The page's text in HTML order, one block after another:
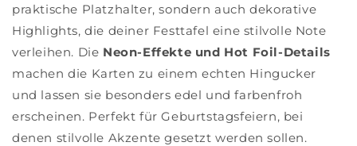
praktische Platzhalter, sondern auch dekorative
Highlights, die deiner Festtafel eine stilvolle Note
verleihen. Die Neon-Effekte und Hot Foil-Details
machen die Karten zu einem echten Hingucker
und lassen sie besonders edel und farbenfroh
erscheinen. Perfekt für Geburtstagsfeiern, bei
denen stilvolle Akzente gesetzt werden sollen.